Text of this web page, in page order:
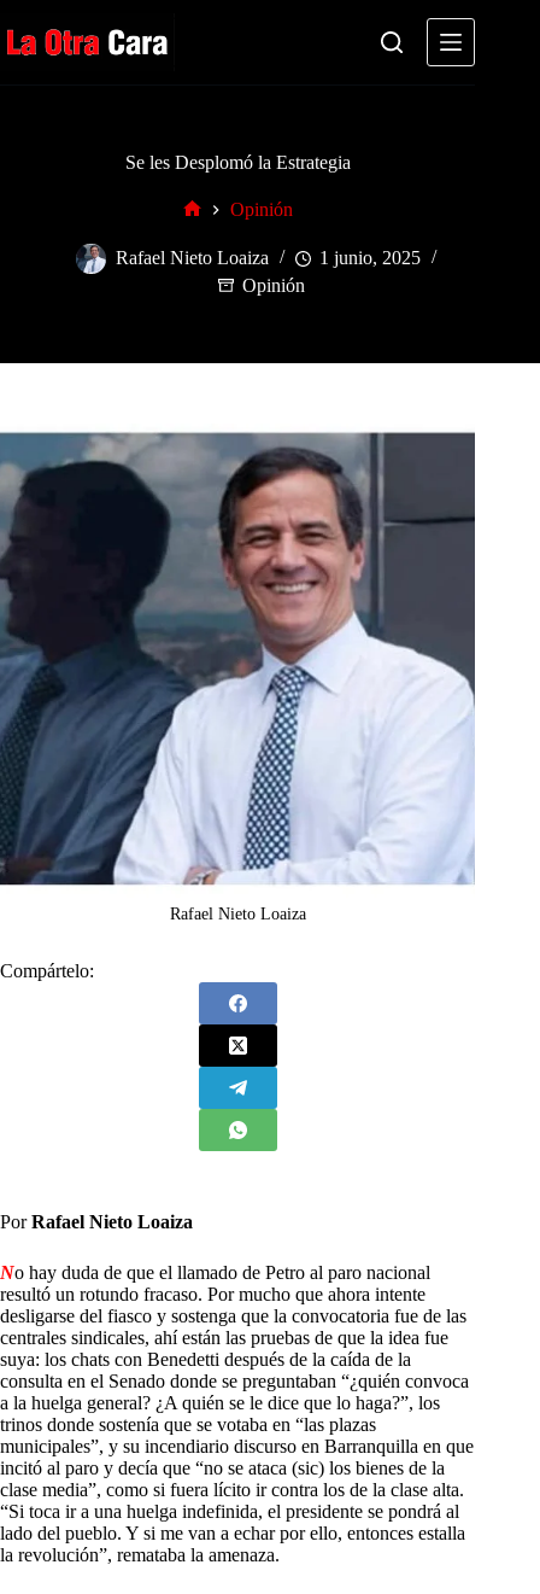
al
contenido
Se les Desplomó la Estrategia
Opinión
Rafael Nieto Loaiza
1 junio, 2025
Opinión
Rafael Nieto Loaiza
Compártelo:
PorRafael Nieto Loaiza
No hay duda de que el llamado de Petro al paro nacional
resultó un rotundo fracaso. Por mucho que ahora intente
desligarse del fiasco y sostenga que la convocatoria fue de las
centrales sindicales, ahí están las pruebas de que la idea fue
suya: los chats con Benedetti después de la caída de la
consulta en el Senado donde se preguntaban “¿quién convoca
a la huelga general? ¿A quién se le dice que lo haga?”, los
trinos donde sostenía que se votaba en “las plazas
municipales”, y su incendiario discurso en Barranquilla en que
incitó al paro y decía que “no se ataca (sic) los bienes de la
clase media”, como si fuera lícito ir contra los de la clase alta.
“Si toca ir a una huelga indefinida, el presidente se pondrá al
lado del pueblo. Y si me van a echar por ello, entonces estalla
la revolución”, remataba la amenaza.